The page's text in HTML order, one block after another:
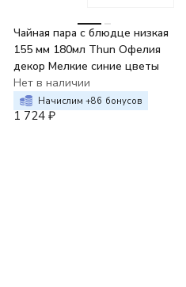
Чайная пара с блюдце низкая
155 мм 180мл Thun Офелия
декор Мелкие синие цветы
Нет в наличии
Начислим +86 бонусов
1 724 ₽